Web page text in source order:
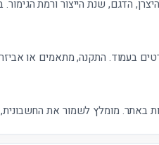
הדגם, שנת הייצור ורמת
בעמוד. התקנה, מתאמים או
באתר. מומלץ לשמור את